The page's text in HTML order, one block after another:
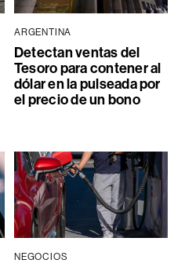
ARGENTINA
Detectan ventas del
Tesoro para contener al
dólar en la pulseada por
el precio de un bono
NEGOCIOS